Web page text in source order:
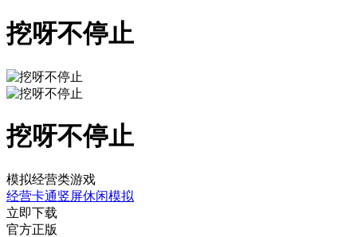
挖呀不停止
挖呀不停止
模拟经营类游戏
经营卡通竖屏休闲模拟
立即下载
官方正版